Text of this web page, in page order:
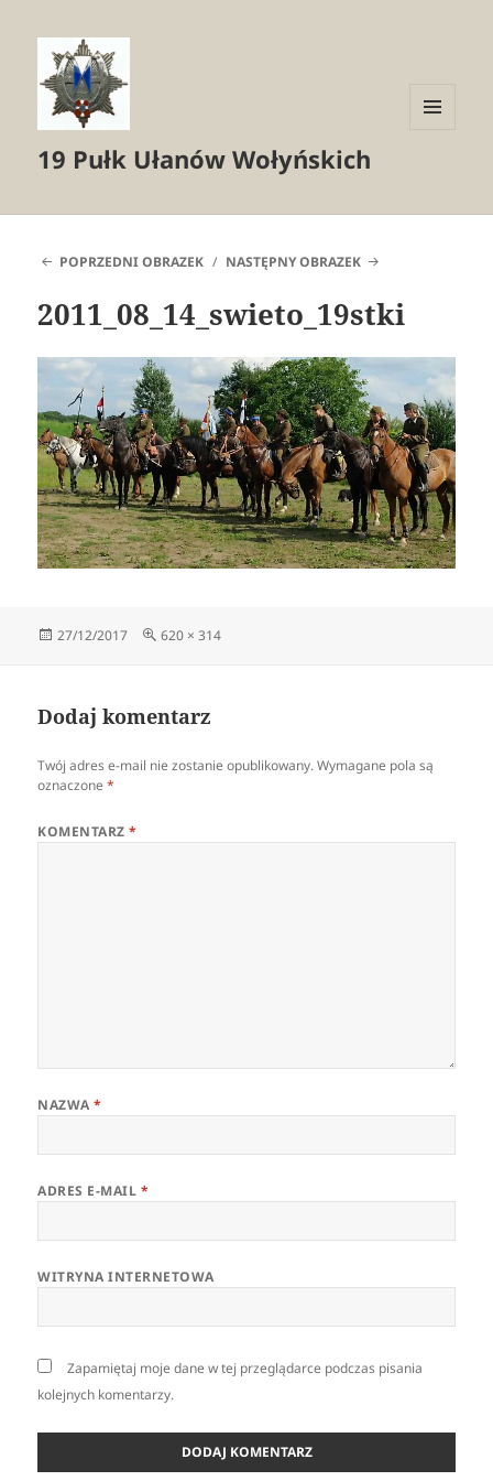
19 Pułk Ułanów Wołyńskich
POPRZEDNI OBRAZEK NASTĘPNY OBRAZEK
2011_08_14_swieto_19stki
Data
27/12/2017
Pełny
620 × 314
Dodaj komentarz
Twój adres e-mail nie zostanie opublikowany. Wymagane pola są
oznaczone*
KOMENTARZ*
NAZWA*
ADRES E-MAIL *
WITRYNA INTERNETOWA
Zapamiętaj moje dane w tej przeglądarce podczas pisania
kolejnych komentarzy.